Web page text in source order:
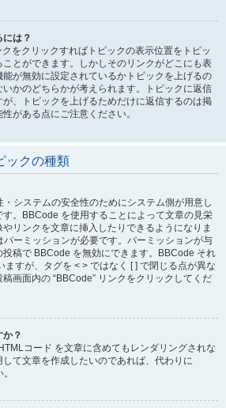
には？
クをクリックすればトピックの表示位置をトピッ
とができます。しかしそのリンクがどこにも表
が無効に設定されているかトピックを上げるの
かのどちらかが考えられます。トピックに返信
、トピックを上げるためだけに返信するのは掲
がある点にご注意ください。
ックの種類
システムの安全性のためにシステム側が用意し
。BBCode を使用することによって文章の見栄
リンクを文章に挿入したりできるようになりま
ーミッションが必要です。パーミッションが与
投稿で BBCode を無効にできます。BBCode それ
ますが、タグを < > ではなく [ ] で閉じる点が異な
画面内の “BBCode” リンクをクリックしてくだ
か？
コード を文章に含めてもレンダリングされな
て文章を作成したいのであれば、代わりに